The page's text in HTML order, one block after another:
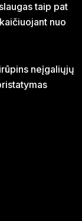
taip pat
nuo
neįgaliųjų